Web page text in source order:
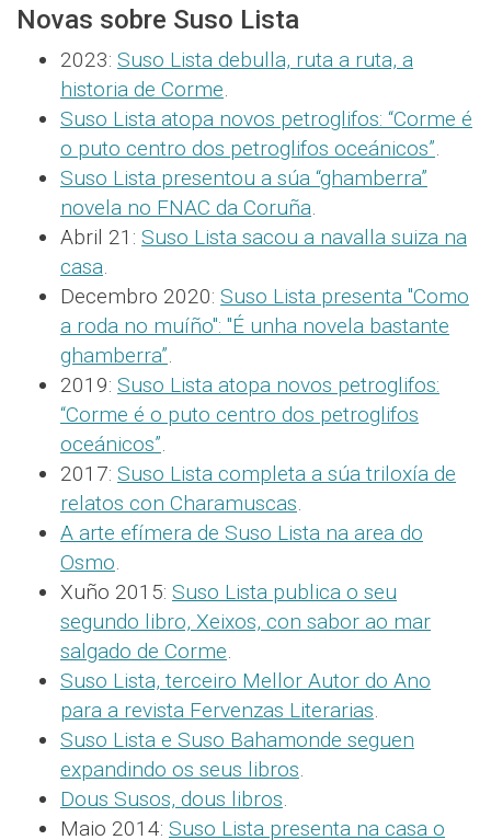
Novas sobre Suso Lista
2023: Suso Lista debulla, ruta a ruta, a
historia de Corme.
Suso Lista atopa novos petroglifos: “Corme é
o puto centro dos petroglifos oceánicos”.
Suso Lista presentou a súa “ghamberra”
novela no FNAC da Coruña.
Abril 21: Suso Lista sacou a navalla suiza na
casa.
Decembro 2020: Suso Lista presenta "Como
a roda no muíño": "É unha novela bastante
ghamberra”.
2019: Suso Lista atopa novos petroglifos:
“Corme é o puto centro dos petroglifos
oceánicos”.
2017: Suso Lista completa a súa triloxía de
relatos con Charamuscas.
A arte efímera de Suso Lista na area do
Osmo.
Xuño 2015: Suso Lista publica o seu
segundo libro, Xeixos, con sabor ao mar
salgado de Corme.
Suso Lista, terceiro Mellor Autor do Ano
para a revista Fervenzas Literarias.
Suso Lista e Suso Bahamonde seguen
expandindo os seus libros.
Dous Susos, dous libros.
Maio 2014: Suso Lista presenta na casa o